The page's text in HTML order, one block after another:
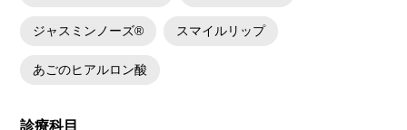
ジャスミンノーズ® スマイルリップ
あごのヒアルロン酸
診療科目